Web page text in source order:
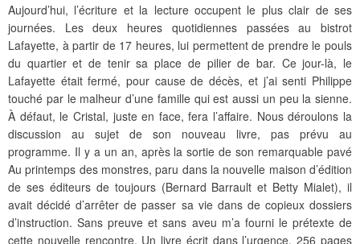
Aujourd’hui, l’écriture et la lecture occupent le plus clair de ses
journées. Les deux heures quotidiennes passées au bistrot
Lafayette, à partir de 17 heures, lui permettent de prendre le pouls
du quartier et de tenir sa place de pilier de bar. Ce jour-là, le
Lafayette était fermé, pour cause de décès, et j’ai senti Philippe
touché par le malheur d’une famille qui est aussi un peu la sienne.
À défaut, le Cristal, juste en face, fera l’affaire. Nous déroulons la
discussion au sujet de son nouveau livre, pas prévu au
programme. Il y a un an, après la sortie de son remarquable pavé
Au printemps des monstres, paru dans la nouvelle maison d’édition
de ses éditeurs de toujours (Bernard Barrault et Betty Mialet), il
avait décidé d’arrêter de passer sa vie dans de copieux dossiers
d’instruction. Sans preuve et sans aveu m’a fourni le prétexte de
cette nouvelle rencontre. Un livre écrit dans l’urgence, 256 pages